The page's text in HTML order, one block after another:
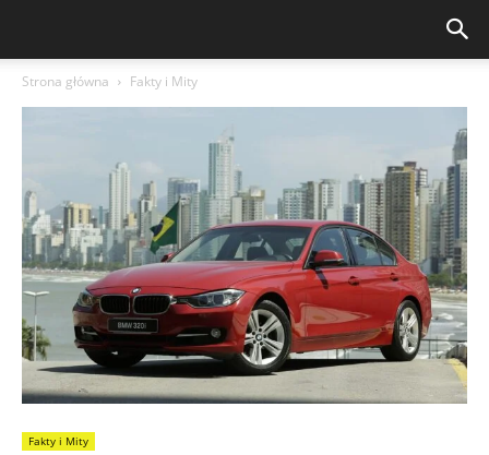
Strona główna Fakty i Mity
Fakty i Mity